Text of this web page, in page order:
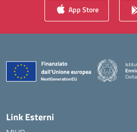
App Store
Link Esterni